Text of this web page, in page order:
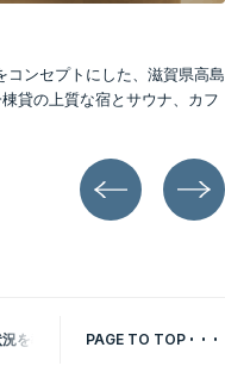
コンセプトにした、滋賀県高島
貸の上質な宿とサウナ、カフ
を教えてくださいPAGE TO TOP